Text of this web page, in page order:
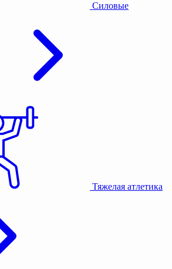
Силовые
Тяжелая атлетика